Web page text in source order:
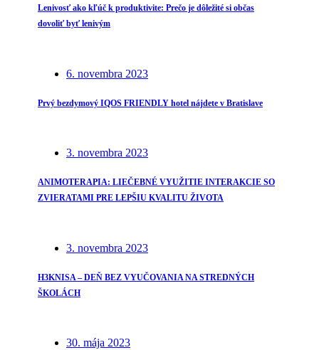
Lenivosť ako kľúč k produktivite: Prečo je dôležité si občas
dovoliť byť lenivým
6. novembra 2023
Prvý bezdymový IQOS FRIENDLY hotel nájdete v Bratislave
3. novembra 2023
ANIMOTERAPIA: LIEČEBNÉ VYUŽITIE INTERAKCIE SO
ZVIERATAMI PRE LEPŠIU KVALITU ŽIVOTA
3. novembra 2023
H3KNISA – DEŇ BEZ VYUČOVANIA NA STREDNÝCH
ŠKOLÁCH
30. mája 2023